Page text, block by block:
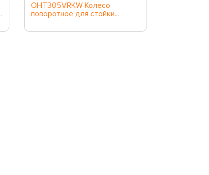
OHT305VRKW Колесо
поворотное для стойки...